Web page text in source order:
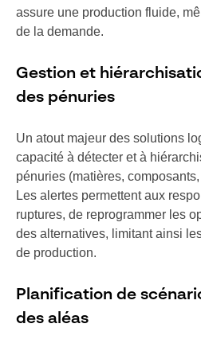
assure une production fluide,
de la demande.
Gestion et
des pénuries
Un atout majeur des solutions
capacité à détecter et à
pénuries (matières,
Les alertes permettent aux
ruptures, de reprogrammer les
des alternatives, limitant ainsi
de production.
Planification de
des aléas